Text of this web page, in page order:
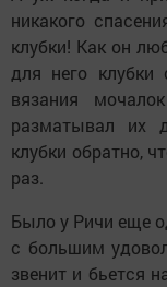
никакого
клубки! Как он
для него клубки
вязания
разматывал их
клубки обратно,
раз.
Было у Ричи еще
с большим
звенит и бьется